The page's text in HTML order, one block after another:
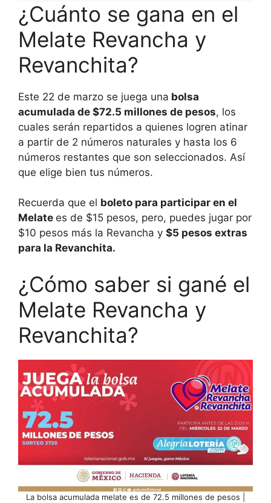
¿Cuánto se gana en el
Melate Revancha y
Revanchita?
Este 22 de marzo se juega una bolsa
acumulada de $72.5 millones de pesos, los
cuales serán repartidos a quienes logren atinar
a partir de 2 números naturales y hasta los 6
números restantes que son seleccionados. Así
que elige bien tus números.
Recuerda que el boleto para participar en el
Melate es de $15 pesos, pero, puedes jugar por
$10 pesos más la Revancha y $5 pesos extras
para la Revanchita.
¿Cómo saber si gané el
Melate Revancha y
Revanchita?
La bolsa acumulada melate es de 72.5 millones de pesos |